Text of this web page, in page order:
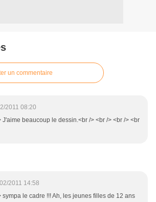
un commentaire
2011 08:20
J'aime beaucoup le dessin.<br /> <br /> <br /> <br
2011 14:58
sympa le cadre !!! Ah, les jeunes filles de 12 ans